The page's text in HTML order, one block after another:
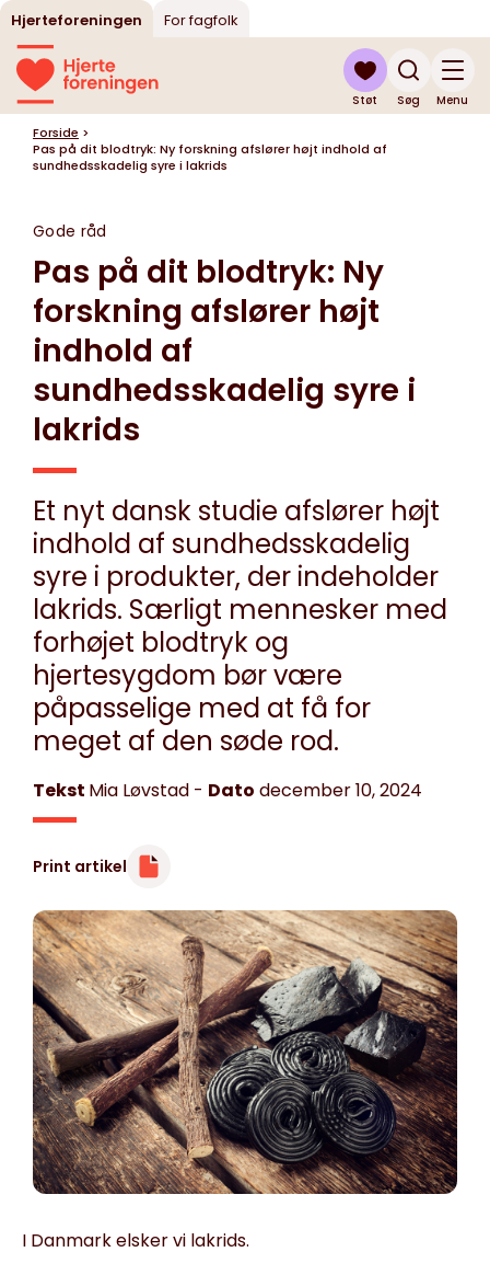
Hjerteforeningen For fagfolk
Søg
Støt Menu
Forside >
Pas på dit blodtryk: Ny forskning afslører højt indhold af
sundhedsskadelig syre i lakrids
Gode råd
Pas på dit blodtryk: Ny
forskning afslører højt
indhold af
sundhedsskadelig syre i
lakrids
Et nyt dansk studie afslører højt
indhold af sundhedsskadelig
syre i produkter, der indeholder
lakrids. Særligt mennesker med
forhøjet blodtryk og
hjertesygdom bør være
påpasselige med at få for
meget af den søde rod.
Tekst Mia Løvstad - Dato december 10, 2024
Print artikel
I Danmark elsker vi lakrids.